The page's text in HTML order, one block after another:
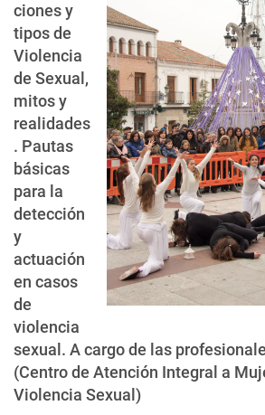
ciones y
tipos de
Violencia
de Sexual,
mitos y
realidades
. Pautas
básicas
para la
detección
y
actuación
en casos
de
violencia
sexual. A cargo de las
(Centro de Atención Integral a
Violencia Sexual)